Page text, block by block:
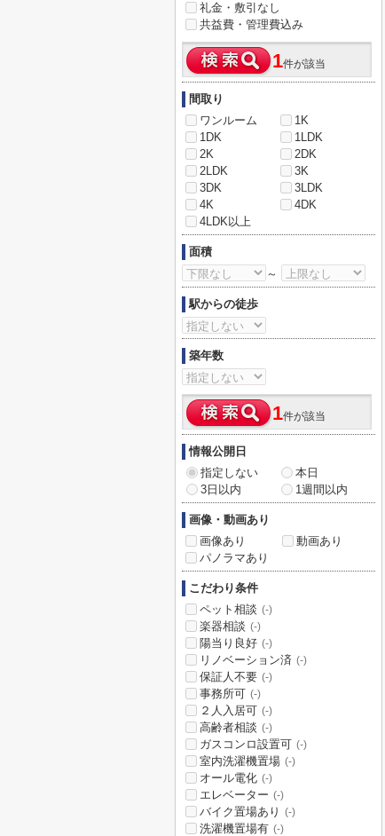
礼金・敷引なし
共益費・管理費込み
1件が該当
間取り
ワンルーム
1K
1DK
1LDK
2K
2DK
2LDK
3K
3DK
3LDK
4K
4DK
4LDK以上
面積
～
駅からの徒歩
築年数
1件が該当
情報公開日
指定しない
本日
3日以内
1週間以内
画像・動画あり
画像あり
動画あり
パノラマあり
こだわり条件
ペット相談 (-)
楽器相談 (-)
陽当り良好 (-)
リノベーション済 (-)
保証人不要 (-)
事務所可 (-)
２人入居可 (-)
高齢者相談 (-)
ガスコンロ設置可 (-)
室内洗濯機置場 (-)
オール電化 (-)
エレベーター (-)
バイク置場あり (-)
洗濯機置場有 (-)